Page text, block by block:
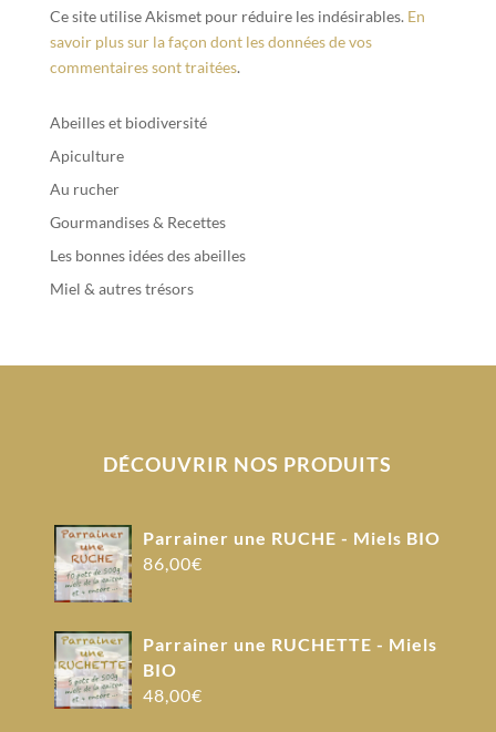
Ce site utilise Akismet pour réduire les indésirables. En
savoir plus sur la façon dont les données de vos
commentaires sont traitées.
Abeilles et biodiversité
Apiculture
Au rucher
Gourmandises & Recettes
Les bonnes idées des abeilles
Miel & autres trésors
DÉCOUVRIR NOS PRODUITS
Parrainer une RUCHE - Miels BIO
86,00€
Parrainer une RUCHETTE - Miels
BIO
48,00€